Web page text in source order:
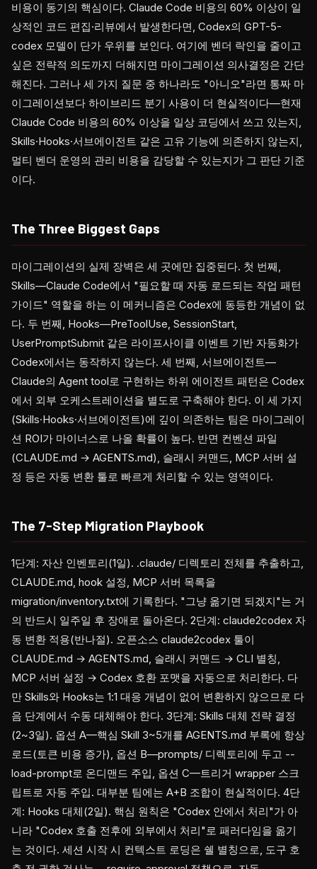
비용이 동기의 핵심이다. Claude Code 비용의 60% 이상이 일
상적인 코드 편집·리뷰에서 발생한다면, Codex의 GPT-5-
codex 모델이 단가 우위를 보인다. 여기에 벤더 락인을 줄이고
싶은 전략적 의도까지 더해지면 마이그레이션 의사결정은 간단
해진다. 그러나 세 가지 질문 중 하나라도 "아니오"라면 통짜 마
이그레이션보다 하이브리드 분기 사용이 더 현실적이다—현재
Claude Code 비용의 60% 이상을 일상 코딩에서 쓰고 있는지,
Skills·Hooks·서브에이전트 같은 고유 기능에 의존하지 않는지,
멀티 벤더 운영의 관리 비용을 감당할 수 있는지가 그 판단 기준
이다.
The Three Biggest Gaps
마이그레이션의 실제 장벽은 세 곳에만 집중된다. 첫 번째,
Skills—Claude Code에서 "필요할 때 자동 로드되는 작업 패턴
가이드" 역할을 하는 이 메커니즘은 Codex에 동등한 개념이 없
다. 두 번째, Hooks—PreToolUse, SessionStart,
UserPromptSubmit 같은 라이프사이클 이벤트 기반 자동화가
Codex에서는 동작하지 않는다. 세 번째, 서브에이전트—
Claude의 Agent tool로 구현하는 하위 에이전트 패턴은 Codex
에서 외부 오케스트레이션을 별도로 구축해야 한다. 이 세 가지
(Skills·Hooks·서브에이전트)에 깊이 의존하는 팀은 마이그레이
션 ROI가 마이너스로 나올 확률이 높다. 반면 컨벤션 파일
(CLAUDE.md → AGENTS.md), 슬래시 커맨드, MCP 서버 설
정 등은 자동 변환 툴로 빠르게 처리할 수 있는 영역이다.
The 7-Step Migration Playbook
1단계: 자산 인벤토리(1일). .claude/ 디렉토리 전체를 추출하고,
CLAUDE.md, hook 설정, MCP 서버 목록을
migration/inventory.txt에 기록한다. "그냥 옮기면 되겠지"는 거
의 반드시 일주일 후 장애로 돌아온다. 2단계: claude2codex 자
동 변환 적용(반나절). 오픈소스 claude2codex 툴이
CLAUDE.md → AGENTS.md, 슬래시 커맨드 → CLI 별칭,
MCP 서버 설정 → Codex 호환 포맷을 자동으로 처리한다. 다
만 Skills와 Hooks는 1:1 대응 개념이 없어 변환하지 않으므로 다
음 단계에서 수동 대체해야 한다. 3단계: Skills 대체 전략 결정
(2~3일). 옵션 A—핵심 Skill 3~5개를 AGENTS.md 부록에 항상
로드(토큰 비용 증가), 옵션 B—prompts/ 디렉토리에 두고 --
load-prompt로 온디맨드 주입, 옵션 C—트리거 wrapper 스크
립트로 자동 주입. 대부분 팀에는 A+B 조합이 현실적이다. 4단
계: Hooks 대체(2일). 핵심 원칙은 "Codex 안에서 처리"가 아
니라 "Codex 호출 전후에 외부에서 처리"로 패러다임을 옮기
는 것이다. 세션 시작 시 컨텍스트 로딩은 쉘 별칭으로, 도구 호